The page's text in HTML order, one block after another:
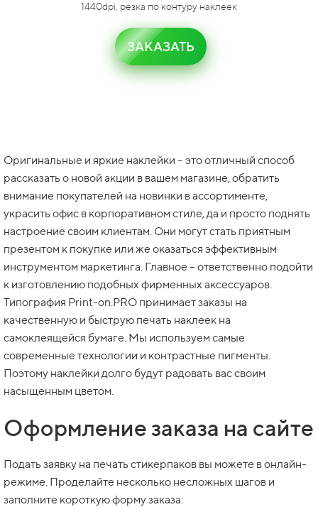
1440dpi, резка по контуру наклеек
ЗАКАЗАТЬ
Оригинальные и яркие наклейки – это отличный способ
рассказать о новой акции в вашем магазине, обратить
внимание покупателей на новинки в ассортименте,
украсить офис в корпоративном стиле, да и просто поднять
настроение своим клиентам. Они могут стать приятным
презентом к покупке или же оказаться эффективным
инструментом маркетинга. Главное – ответственно подойти
к изготовлению подобных фирменных аксессуаров.
Типография Print-on.PRO принимает заказы на
качественную и быструю печать наклеек на
самоклеящейся бумаге. Мы используем самые
современные технологии и контрастные пигменты.
Поэтому наклейки долго будут радовать вас своим
насыщенным цветом.
Оформление заказа на сайте
Подать заявку на печать стикерпаков вы можете в онлайн-
режиме. Проделайте несколько несложных шагов и
заполните короткую форму заказа: